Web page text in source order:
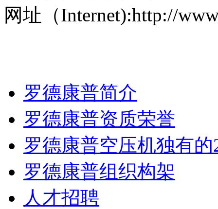
网址（Internet):http://
罗德康普简介
罗德康普资质荣誉
罗德康普空压机独有
罗德康普组织构架
人才招聘